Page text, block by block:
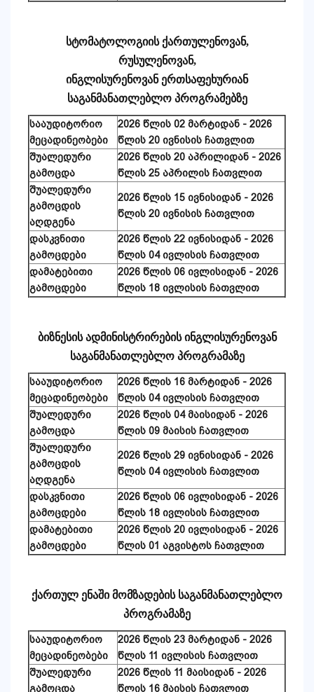
სტომატოლოგიის ქართულენოვან,
რუსულენოვან,
ინგლისურენოვან ერთსაფეხურიან
საგანმანათლებლო პროგრამებზე
სააუდიტორიო
მეცადინეობები
2026 წლის 02 მარტიდან - 2026
წლის 20 ივნისის ჩათვლით
შუალედური
გამოცდა
2026 წლის 20 აპრილიდან - 2026
წლის 25 აპრილის ჩათვლით
შუალედური
გამოცდის
აღდგენა
2026 წლის 15 ივნისიდან - 2026
წლის 20 ივნისის ჩათვლით
დასკვნითი
გამოცდები
2026 წლის 22 ივნისიდან - 2026
წლის 04 ივლისის ჩათვლით
დამატებითი
გამოცდები
2026 წლის 06 ივლისიდან - 2026
წლის 18 ივლისის ჩათვლით
ბიზნესის ადმინისტრირების ინგლისურენოვან
საგანმანათლებლო პროგრამაზე
სააუდიტორიო
მეცადინეობები
2026 წლის 16 მარტიდან - 2026
წლის 04 ივლისის ჩათვლით
შუალედური
გამოცდა
2026 წლის 04 მაისიდან - 2026
წლის 09 მაისის ჩათვლით
შუალედური
გამოცდის
აღდგენა
2026 წლის 29 ივნისიდან - 2026
წლის 04 ივლისის ჩათვლით
დასკვნითი
გამოცდები
2026 წლის 06 ივლისიდან - 2026
წლის 18 ივლისის ჩათვლით
დამატებითი
გამოცდები
2026 წლის 20 ივლისიდან - 2026
წლის 01 აგვისტოს ჩათვლით
ქართულ ენაში მომზადების საგანმანათლებლო
პროგრამაზე
სააუდიტორიო
მეცადინეობები
2026 წლის 23 მარტიდან - 2026
წლის 11 ივლისის ჩათვლით
შუალედური
გამოცდა
2026 წლის 11 მაისიდან - 2026
წლის 16 მაისის ჩათვლით